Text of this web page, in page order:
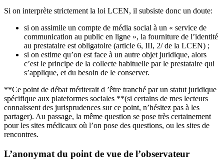
Si on interprète strictement la loi LCEN, il subsiste donc un doute:
si on assimile un compte de média social à un « service de
communication au public en ligne », la fourniture de l’identité
au prestataire est obligatoire (article 6, III, 2/ de la LCEN) ;
si on estime qu’on est face à un autre objet juridique, alors
c’est le principe de la collecte habituelle par le prestataire qui
s’applique, et du besoin de le conserver.
**Ce point de débat mériterait d ’être tranché par un statut juridique
spécifique aux plateformes sociales **(si certains de mes lecteurs
connaissent des jurisprudences sur ce point, n’hésitez pas à les
partager). Au passage, la même question se pose très certainement
pour les sites médicaux où l’on pose des questions, ou les sites de
rencontres.
L’anonymat du point de vue de l’observateur